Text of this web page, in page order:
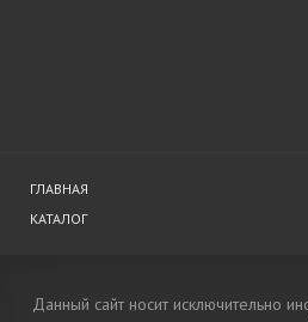
ГЛАВНАЯ
КАТАЛОГ
Данный сайт носит исключительно